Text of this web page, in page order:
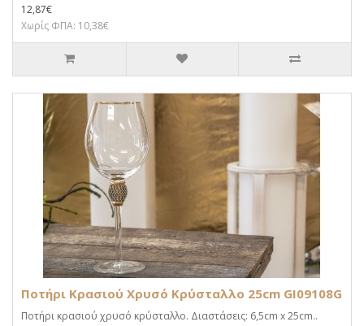
12,87€
Χωρίς ΦΠΑ: 10,38€
Ποτήρι Κρασιού Χρυσό Κρύσταλλο 25cm GI09108G
Ποτήρι κρασιού χρυσό κρύσταλλο. Διαστάσεις: 6,5cm x 25cm..